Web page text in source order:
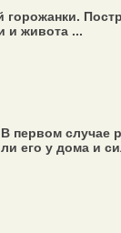
и живота ...
случае
его у дома и